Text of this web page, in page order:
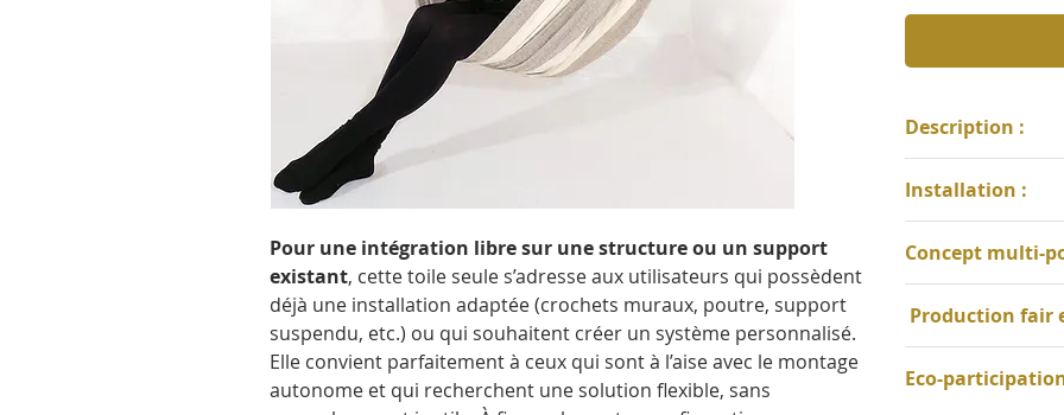
Pour une intégration libre sur une structure ou un support
existant, cette toile seule s’adresse aux utilisateurs qui possèdent
déjà une installation adaptée (crochets muraux, poutre, support
suspendu, etc.) ou qui souhaitent créer un système personnalisé.
Elle convient parfaitement à ceux qui sont à l’aise avec le montage
autonome et qui recherchent une solution flexible, sans
Description :
nylon, cordages
bambou;
Dimensions :
dépliée 230 cm;
Poids maximal
Utilisation pour
Installation :
cm entre les
respecter pour
Supports
Concept multi-
vous, allongez-
* Confort
point – tête,
Production fair
réseau d'artisans
Eco-